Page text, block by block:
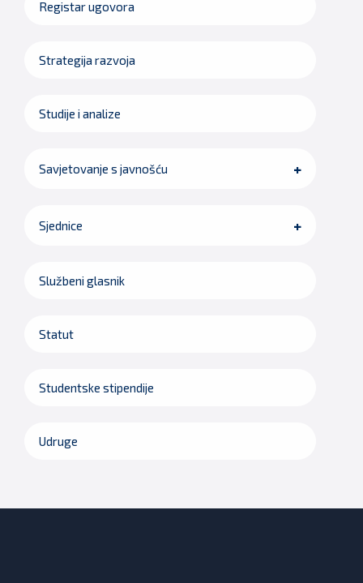
Registar ugovora
Strategija razvoja
Studije i analize
Savjetovanje s javnošću
Sjednice
Službeni glasnik
Statut
Studentske stipendije
Udruge